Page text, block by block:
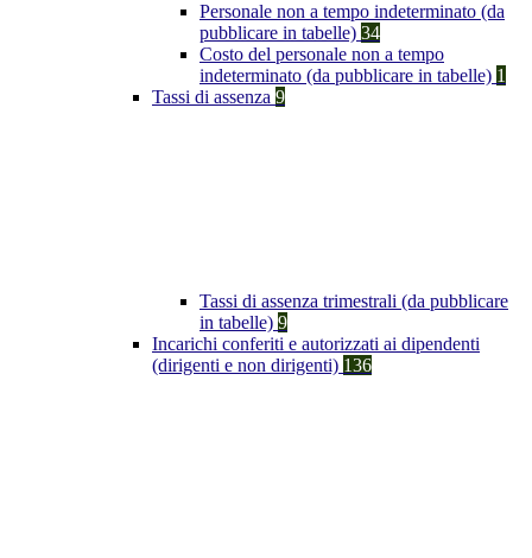
Personale non a tempo indeterminato (da
pubblicare in tabelle) 34
Costo del personale non a tempo
indeterminato (da pubblicare in tabelle) 1
Tassi di assenza 9
Tassi di assenza trimestrali (da pubblicare
in tabelle) 9
Incarichi conferiti e autorizzati ai dipendenti
(dirigenti e non dirigenti) 136